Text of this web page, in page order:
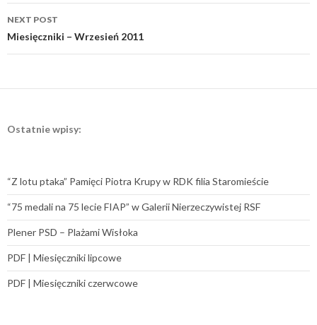
NEXT POST
Miesięczniki – Wrzesień 2011
Ostatnie wpisy:
“Z lotu ptaka” Pamięci Piotra Krupy w RDK filia Staromieście
“75 medali na 75 lecie FIAP” w Galerii Nierzeczywistej RSF
Plener PSD – Plażami Wisłoka
PDF | Miesięczniki lipcowe
PDF | Miesięczniki czerwcowe